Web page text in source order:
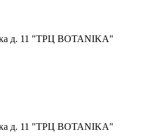
д. 11 "ТРЦ BOTANIKA"
д. 11 "ТРЦ BOTANIKA"